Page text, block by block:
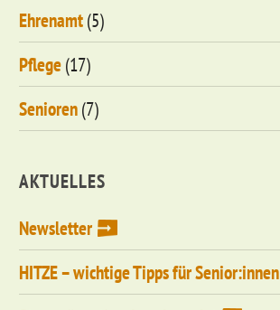
Ehrenamt(5)
Pflege(17)
Senioren(7)
AKTUELLES
Newsletter
HITZE – wichtige Tipps für Senior:innen